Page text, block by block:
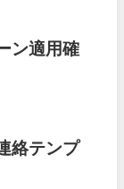
ン適用確
絡テンプ